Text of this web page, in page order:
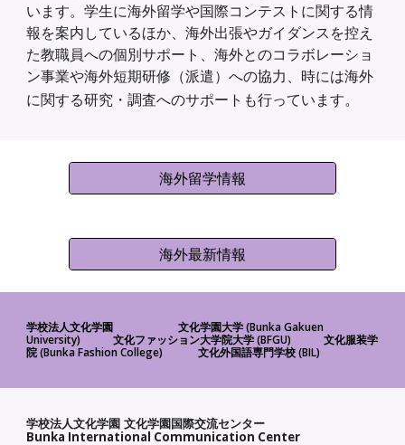
います。学生に海外留学や国際コンテストに関する情
報を案内しているほか、海外出張やガイダンスを控え
た教職員への個別サポート、海外とのコラボレーショ
ン事業や海外短期研修（派遣）への協力、時には海外
に関する研究・調査へのサポートも行っています。
海外留学情報
海外最新情報
学校法人文化学園 文化学園大学(Bunka Gakuen
University)
文化ファッション大学院大学(BFGU)
文化服装学
院(Bunka Fashion College) 文化外国語専門学校(BIL)
学校法人文化学園 文化学園国際交流センター
Bunka International Communication Center